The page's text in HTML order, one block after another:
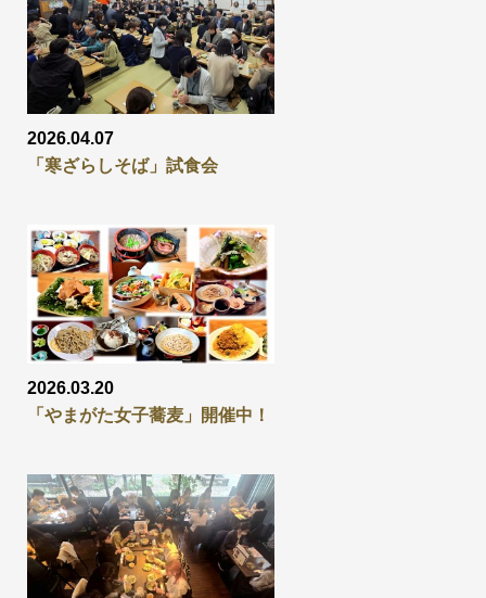
2026.04.07
「寒ざらしそば」試食会
2026.03.20
「やまがた女子蕎麦」開催中！